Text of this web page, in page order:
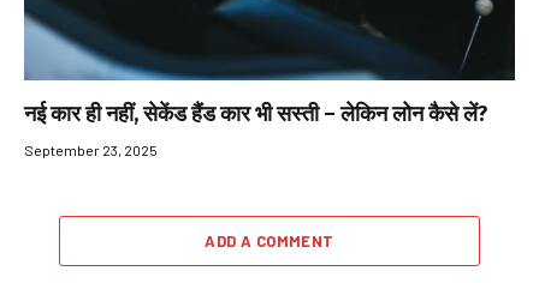
नई कार ही नहीं, सेकेंड हैंड कार भी सस्ती – लेकिन लोन कैसे लें?
September 23, 2025
ADD A COMMENT